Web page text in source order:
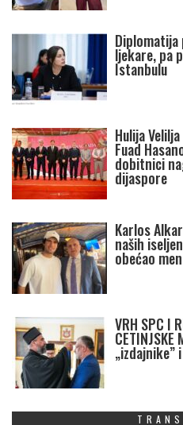
ljekare, pa
Istanbulu
Hulija
Fuad
dobitnici
dijaspore
Karlos
naših
obećao
VRH SPC I
CETINJSKE
„izdajnike”